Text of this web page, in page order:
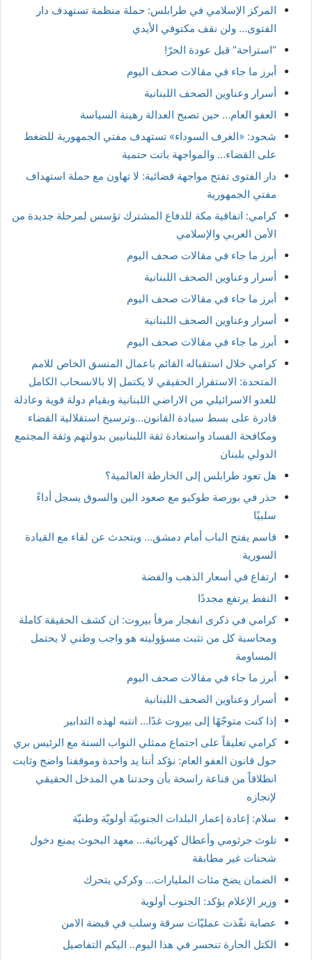
المركز الإسلامي في طرابلس: حملة منظمة تستهدف دار
الفتوى… ولن نقف مكتوفي الأيدي
“استراحة” قبل عودة الحرّ!
أبرز ما جاء في مقالات صحف اليوم
أسرار وعناوين الصحف اللبنانية
العفو العام… حين تصبح العدالة رهينة السياسة
شحود: «الغرف السوداء» تستهدف مفتي الجمهورية للضغط
على القضاء… والمواجهة باتت حتمية
دار الفتوى تفتح مواجهة قضائية: لا تهاون مع حملة استهداف
مفتي الجمهورية
كرامي: اتفاقية مكة للدفاع المشترك تؤسس لمرحلة جديدة من
الأمن العربي والإسلامي
أبرز ما جاء في مقالات صحف اليوم
أسرار وعناوين الصحف اللبنانية
أبرز ما جاء في مقالات صحف اليوم
أسرار وعناوين الصحف اللبنانية
أبرز ما جاء في مقالات صحف اليوم
كرامي خلال استقباله القائم باعمال المنسق الخاص للامم
المتحدة: الاستقرار الحقيقي لا يكتمل إلا بالانسحاب الكامل
للعدو الاسرائيلي من الاراضي اللبنانية وبقيام دولة قوية وعادلة
قادرة على بسط سيادة القانون…وترسيخ استقلالية القضاء
ومكافحة الفساد واستعادة ثقة اللبنانيين بدولتهم وثقة المجتمع
الدولي بلبنان
هل تعود طرابلس إلى الخارطة العالمية؟
حذر في بورصة طوكيو مع صعود الين والسوق يسجل أداءً
سلبيًا
قاسم يفتح الباب أمام دمشق… ويتحدث عن لقاء مع القيادة
السورية
ارتفاع في أسعار الذهب والفضة
النفط يرتفع مجددًا
كرامي في ذكرى انفجار مرفأ بيروت: ان كشف الحقيقة كاملة
ومحاسبة كل من تثبت مسؤوليته هو واجب وطني لا يحتمل
المساومة
أبرز ما جاء في مقالات صحف اليوم
أسرار وعناوين الصحف اللبنانية
إذا كنت متوجّهًا إلى بيروت غدًا… انتبه لهذه التدابير
كرامي تعليقاً على اجتماع ممثلي النواب السنة مع الرئيس بري
حول قانون العفو العام: نؤكد أننا يد واحدة وموقفنا واضح وثابت
انطلاقاً من قناعة راسخة بأن وحدتنا هي المدخل الحقيقي
لإنجازه
سلام: إعادة إعمار البلدات الجنوبيّة أولويّة وطنيّة
تلوث جرثومي وأعطال كهربائية… معهد البحوث يمنع دخول
شحنات غير مطابقة
الضمان يضخ مئات المليارات… وكركي يتحرك
وزير الإعلام يؤكد: الجنوب أولوية
عصابة نفّذت عمليّات سرقة وسلب في قبضة الامن
الكتل الحارة تنحسر في هذا اليوم.. اليكم التفاصيل